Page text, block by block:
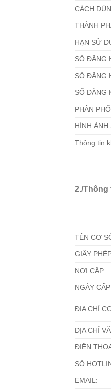
CÁCH
THÀNH
HẠN SỬ
SỐ ĐĂNG
SỐ ĐĂNG
SỐ ĐĂNG
PHÂN
HÌNH ẢNH
Thông tin
2./Thông
TÊN CƠ
GIẤY
NƠI CẤP:
NGÀY
ĐỊA CHỈ
ĐỊA CHỈ
ĐIỆN
SỐ
EMAIL: